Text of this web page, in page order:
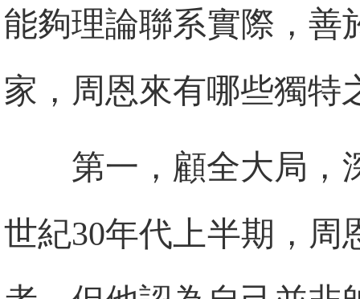
能夠理論聯系實際，善
家，周恩來有哪些獨特
第一，顧全大局，
世紀30年代上半期，周